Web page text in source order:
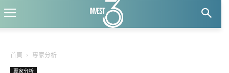
首頁 專家分析
專家分析